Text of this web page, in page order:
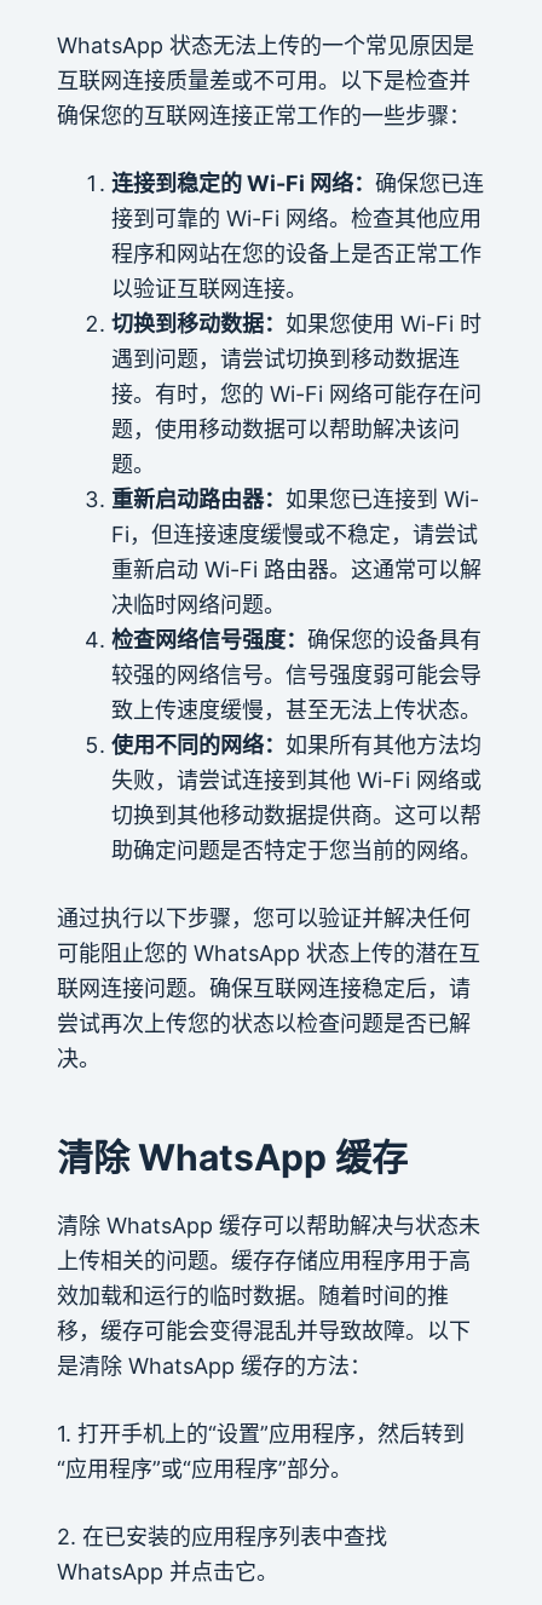
WhatsApp 状态无法上传的一个常见原因是
互联网连接质量差或不可用。以下是检查并
确保您的互联网连接正常工作的一些步骤：
连接到稳定的 Wi-Fi 网络： 确保您已连
接到可靠的 Wi-Fi 网络。检查其他应用
程序和网站在您的设备上是否正常工作
以验证互联网连接。
切换到移动数据： 如果您使用 Wi-Fi 时
遇到问题，请尝试切换到移动数据连
接。有时，您的 Wi-Fi 网络可能存在问
题，使用移动数据可以帮助解决该问
题。
重新启动路由器： 如果您已连接到 Wi-
Fi，但连接速度缓慢或不稳定，请尝试
重新启动 Wi-Fi 路由器。这通常可以解
决临时网络问题。
检查网络信号强度： 确保您的设备具有
较强的网络信号。信号强度弱可能会导
致上传速度缓慢，甚至无法上传状态。
使用不同的网络： 如果所有其他方法均
失败，请尝试连接到其他 Wi-Fi 网络或
切换到其他移动数据提供商。这可以帮
助确定问题是否特定于您当前的网络。
通过执行以下步骤，您可以验证并解决任何
可能阻止您的 WhatsApp 状态上传的潜在互
联网连接问题。确保互联网连接稳定后，请
尝试再次上传您的状态以检查问题是否已解
决。
清除 WhatsApp 缓存
清除 WhatsApp 缓存可以帮助解决与状态未
上传相关的问题。缓存存储应用程序用于高
效加载和运行的临时数据。随着时间的推
移，缓存可能会变得混乱并导致故障。以下
是清除 WhatsApp 缓存的方法：
1. 打开手机上的“设置”应用程序，然后转到
“应用程序”或“应用程序”部分。
2. 在已安装的应用程序列表中查找
WhatsApp 并点击它。